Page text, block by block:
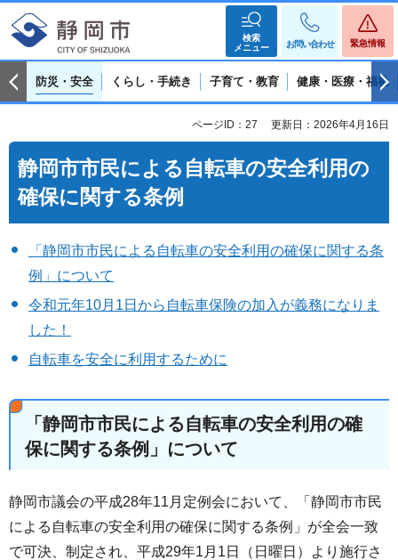
検索
メニュー
お問い合わせ 緊急情報
防災・安全 くらし・手続き 子育て・教育 健康・医療・福祉
ページID：27 更新日：2026年4月16日
静岡市市民による自転車の安全利用の
確保に関する条例
「静岡市市民による自転車の安全利用の確保に関する条
例」について
令和元年10月1日から自転車保険の加入が義務になりま
した！
自転車を安全に利用するために
「静岡市市民による自転車の安全利用の確
保に関する条例」について
静岡市議会の平成28年11月定例会において、「静岡市市民
による自転車の安全利用の確保に関する条例」が全会一致
で可決、制定され、平成29年1月1日（日曜日）より施行さ